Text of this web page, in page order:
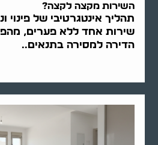
השירות מקצה לקצה?
תהליך אינטגרטיבי של פינוי
שירות אחד ללא פערים,
הדירה למסירה בתנאים..